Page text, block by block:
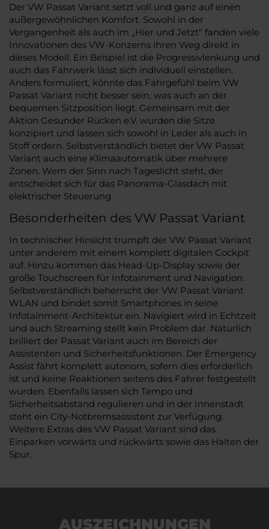
Der VW Passat Variant setzt voll und ganz auf einen
außergewöhnlichen Komfort. Sowohl in der
Vergangenheit als auch im „Hier und Jetzt“ fanden viele
Innovationen des VW-Konzerns ihren Weg direkt in
dieses Modell. Ein Beispiel ist die Progressivlenkung und
auch das Fahrwerk lässt sich individuell einstellen.
Anders formuliert, könnte das Fahrgefühl beim VW
Passat Variant nicht besser sein, was auch an der
bequemen Sitzposition liegt. Gemeinsam mit der
Aktion Gesunder Rücken e.V. wurden die Sitze
konzipiert und lassen sich sowohl in Leder als auch in
Stoff ordern. Selbstverständlich bietet der VW Passat
Variant auch eine Klimaautomatik über mehrere
Zonen. Wem der Sinn nach Tageslicht steht, der
entscheidet sich für das Panorama-Glasdach mit
elektrischer Steuerung.
Besonderheiten des VW Passat Variant
In technischer Hinsicht trumpft der VW Passat Variant
unter anderem mit einem komplett digitalen Cockpit
auf. Hinzu kommen das Head-Up-Display sowie der
große Touchscreen für Infotainment und Navigation.
Selbstverständlich beherrscht der VW Passat Variant
WLAN und bindet somit Smartphones in seine
Infotainment-Architektur ein. Navigiert wird in Echtzeit
und auch Streaming stellt kein Problem dar. Natürlich
brilliert der Passat Variant auch im Bereich der
Assistenten und Sicherheitsfunktionen. Der Emergency
Assist fährt komplett autonom, sofern dies erforderlich
ist und keine Reaktionen seitens des Fahrer festgestellt
wurden. Ebenfalls lassen sich Tempo und
Sicherheitsabstand regulieren und in der Innenstadt
steht ein City-Notbremsassistent zur Verfügung.
Weitere Extras des VW Passat Variant sind das
Einparken vorwärts und rückwärts sowie das Halten der
Spur.
AUSZEICHNUNGEN